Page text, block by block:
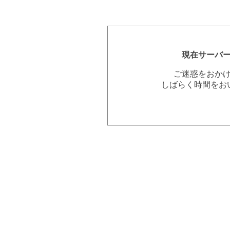
現在サーバ
ご迷惑をおか
しばらく時間を